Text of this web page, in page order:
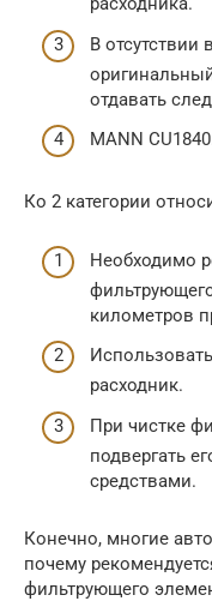
В отсутствии
отдавать
MANN
Ко 2 категории
Необходимо
километров
расходник.
При чистке
подвергать
средствами.
Конечно, многие
почему
фильтрующего